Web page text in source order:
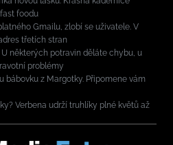
foodu
Gmailu, zlobí se uživatele. V
třetích stran
některých potravin děláte chybu, u
problémy
bábovku z Margotky. Připomene vám
Verbena udrží truhlíky plné květů až